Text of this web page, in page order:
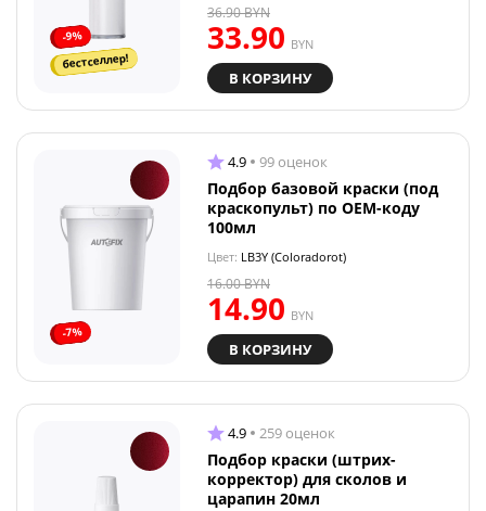
-9%
бестселлер!
33.90 BYN
36.90BYN
В КОРЗИНУ
-7%
4.9 99 оценок
Подбор базовой краски (под
краскопульт) по OEM-коду
100мл
Цвет: LB3Y (Coloradorot)
14.90 BYN
16.00BYN
В КОРЗИНУ
4.9 259 оценок
Подбор краски (штрих-
корректор) для сколов и
царапин 20мл